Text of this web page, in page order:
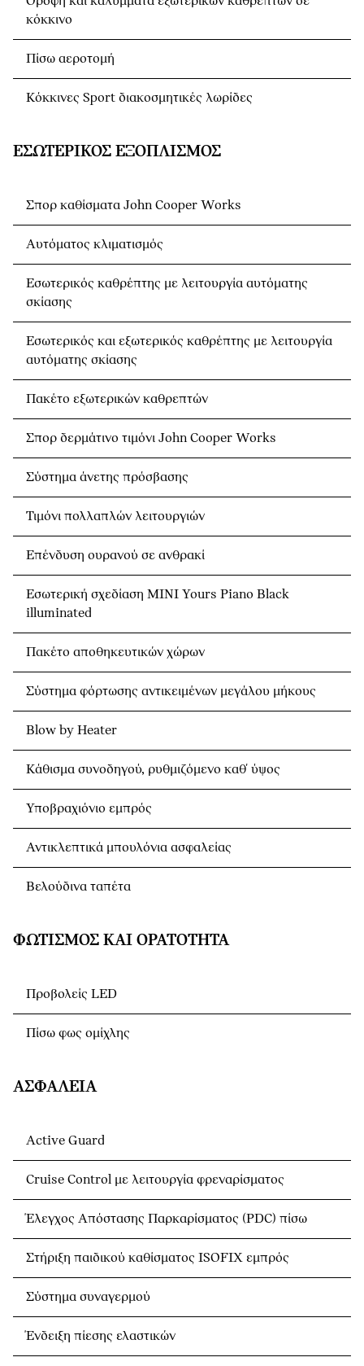
κόκκινο
Πίσω αεροτομή
Κόκκινες Sport διακοσμητικές λωρίδες
ΕΣΩΤΕΡΙΚΌΣ ΕΞΟΠΛΙΣΜΌΣ
Σπορ καθίσματα John Cooper Works
Αυτόματος κλιματισμός
Εσωτερικός καθρέπτης με λειτουργία αυτόματης
σκίασης
Εσωτερικός και εξωτερικός καθρέπτης με λειτουργία
αυτόματης σκίασης
Πακέτο εξωτερικών καθρεπτών
Σπορ δερμάτινο τιμόνι John Cooper Works
Σύστημα άνετης πρόσβασης
Τιμόνι πολλαπλών λειτουργιών
Επένδυση ουρανού σε ανθρακί
Εσωτερική σχεδίαση MINI Yours Piano Black
illuminated
Πακέτο αποθηκευτικών χώρων
Σύστημα φόρτωσης αντικειμένων μεγάλου μήκους
Blow by Heater
Κάθισμα συνοδηγού, ρυθμιζόμενο καθ΄ ύψος
Υποβραχιόνιο εμπρός
Αντικλεπτικά μπουλόνια ασφαλείας
Βελούδινα ταπέτα
ΦΩΤΙΣΜΌΣ ΚΑΙ ΟΡΑΤΌΤΗΤΑ
Προβολείς LED
Πίσω φως ομίχλης
ΑΣΦΆΛΕΙΑ
Active Guard
Cruise Control με λειτουργία φρεναρίσματος
Έλεγχος Απόστασης Παρκαρίσματος (PDC) πίσω
Στήριξη παιδικού καθίσματος ISOFIX εμπρός
Σύστημα συναγερμού
Ένδειξη πίεσης ελαστικών